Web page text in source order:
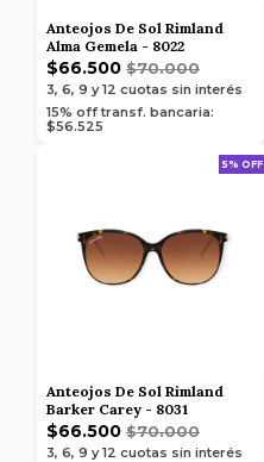
Anteojos De Sol Rimland
Alma Gemela - 8022
$66.500 $70.000
3, 6, 9 y 12 cuotas sin interés
15% off transf. bancaria:
$56.525
5% OFF
Anteojos De Sol Rimland
Barker Carey - 8031
$66.500 $70.000
3, 6, 9 y 12 cuotas sin interés